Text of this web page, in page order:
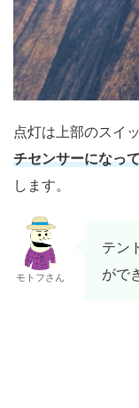
点灯は上部のスイ
チセンサーになっ
します。
モトフさん
テン
がで